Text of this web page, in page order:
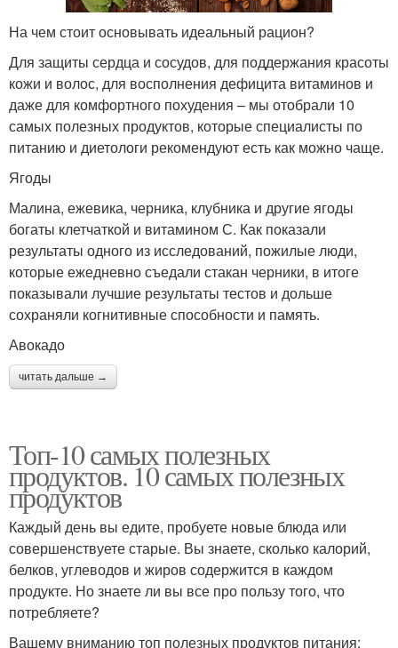
На чем стоит основывать идеальный рацион?
Для защиты сердца и сосудов, для поддержания красоты
кожи и волос, для восполнения дефицита витаминов и
даже для комфортного похудения – мы отобрали 10
самых полезных продуктов, которые специалисты по
питанию и диетологи рекомендуют есть как можно чаще.
Ягоды
Малина, ежевика, черника, клубника и другие ягоды
богаты клетчаткой и витамином С. Как показали
результаты одного из исследований, пожилые люди,
которые ежедневно съедали стакан черники, в итоге
показывали лучшие результаты тестов и дольше
сохраняли когнитивные способности и память.
Авокадо
читать дальше →
Топ-10 самых полезных
продуктов. 10 самых полезных
продуктов
Каждый день вы едите, пробуете новые блюда или
совершенствуете старые. Вы знаете, сколько калорий,
белков, углеводов и жиров содержится в каждом
продукте. Но знаете ли вы все про пользу того, что
потребляете?
Вашему вниманию топ полезных продуктов питания: